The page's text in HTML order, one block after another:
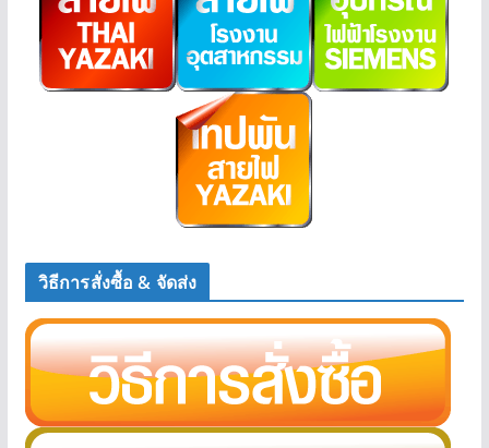
วิธีการสั่งซื้อ & จัดส่ง